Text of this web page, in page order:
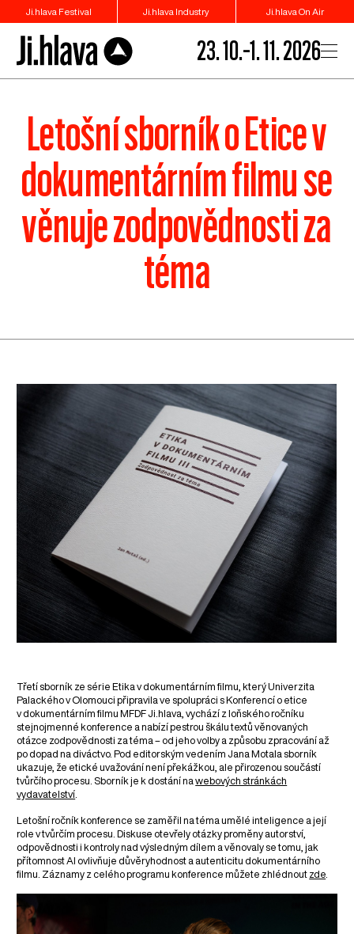
Ji.hlava Festival Ji.hlava Industry Ji.hlava On Air
23. 10.–1. 11. 2026
Letošní sborník o Etice v
dokumentárním filmu se
věnuje zodpovědnosti za
téma
Třetí sborník ze série Etika v dokumentárním filmu, který Univerzita
Palackého v Olomouci připravila ve spolupráci s Konferencí o etice
v dokumentárním filmu MFDF Ji.hlava, vychází z loňského ročníku
stejnojmenné konference a nabízí pestrou škálu textů věnovaných
otázce zodpovědnosti za téma – od jeho volby a způsobu zpracování až
po dopad na diváctvo. Pod editorským vedením Jana Motala sborník
ukazuje, že etické uvažování není překážkou, ale přirozenou součástí
tvůrčího procesu. Sborník je k dostání nawebových stránkách
vydavatelství
Letošní ročník konference se zaměřil na téma umělé inteligence a její
role v tvůrčím procesu. Diskuse otevřely otázky proměny autorství,
odpovědnosti i kontroly nad výsledným dílem a věnovaly se tomu, jak
přítomnost AI ovlivňuje důvěryhodnost a autenticitu dokumentárního
filmu. Záznamy z celého programu konference můžete zhlédnout zde